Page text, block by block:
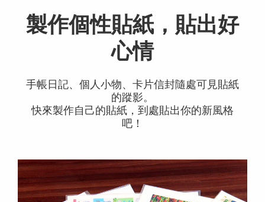
製作個性貼紙，貼出好
心情
手帳日記、個人小物、卡片信封隨處可見貼紙
的蹤影。
快來製作自己的貼紙，到處貼出你的新風格
吧！